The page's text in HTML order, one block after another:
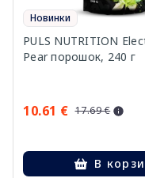
Новинки
PULS NUTRITION
Pear порошок, 240 г
10.61 € 17.69 €
В